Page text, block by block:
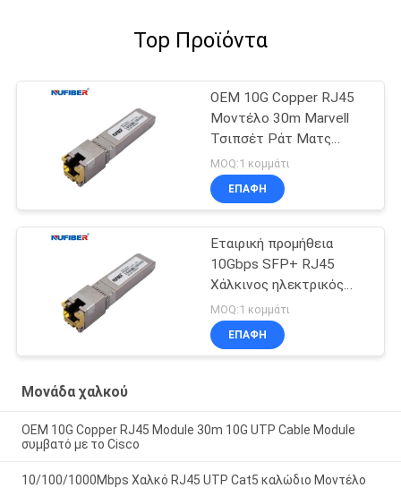
Top Προϊόντα
OEM 10G Copper RJ45
Μοντέλο 30m Marvell
Τσιπσέτ Ράτ Ματς
λειτουργία
MOQ:1 κομμάτι
ΕΠΑΦΉ
Εταιρική προμήθεια
10Gbps SFP+ RJ45
Χάλκινος ηλεκτρικός
δέκτης δέκτη 10Gbase-
T Χαλκού 30m
MOQ:1 κομμάτι
ΕΠΑΦΉ
Μονάδα χαλκού
OEM 10G Copper RJ45 Module 30m 10G UTP Cable Module
συμβατό με το Cisco
10/100/1000Mbps Χαλκό RJ45 UTP Cat5 καλώδιο Μοντέλο